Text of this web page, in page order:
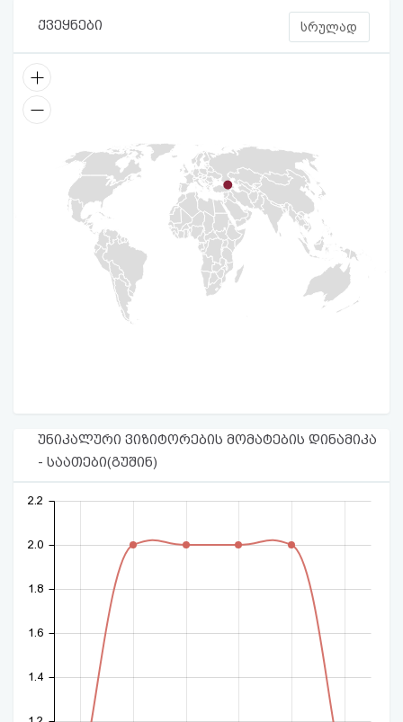
ქვეყნები სრულად
უნიკალური ვიზიტორების მომატების დინამიკა
- საათები(გუშინ)
1.4
1.6
1.8
2.0
2.2